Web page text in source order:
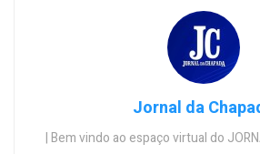
Jornal da
| Bem vindo ao espaço virtual do